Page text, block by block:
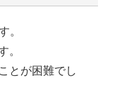
。
。
とが困難でし